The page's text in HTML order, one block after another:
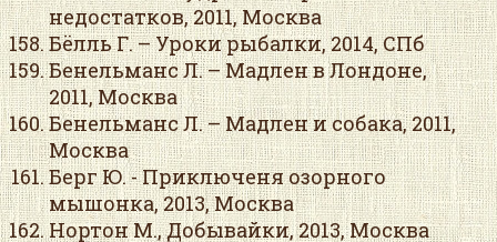
недостатков, 2011, Москва
Бёлль Г. – Уроки рыбалки, 2014, СПб
Бенельманс Л. – Мадлен в Лондоне,
2011, Москва
Бенельманс Л. – Мадлен и собака, 2011,
Москва
Берг Ю. - Приключеня озорного
мышонка, 2013, Москва
Нортон М., Добывайки, 2013, Москва